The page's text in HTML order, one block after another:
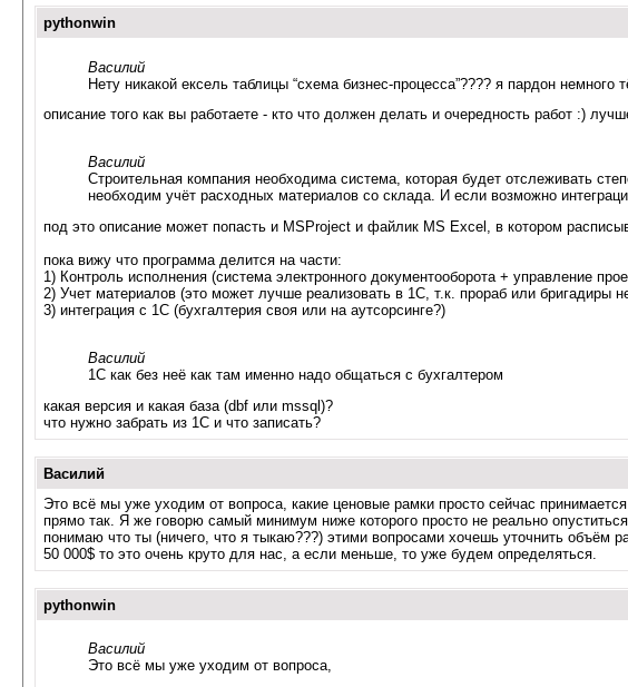
pythonwin
Василий
Нету никакой ексель таблицы “схема бизнес-процесса”???? я пардон немного
описание того как вы работаете - кто что должен делать и очередность работ :)
Василий
Строительная компания необходима система, которая будет отслеживать
необходим учёт расходных материалов со склада. И если возможно
под это описание может попасть и MSProject и файлик MS Excel, в котором
пока вижу что программа делится на части:
1) Контроль исполнения (система электронного документооборота + управление
2) Учет материалов (это может лучше реализовать в 1С, т.к. прораб или бригадиры
3) интеграция с 1С (бухгалтерия своя или на аутсорсинге?)
Василий
1С как без неё как там именно надо общаться с бухгалтером
какая версия и какая база (dbf или mssql)?
что нужно забрать из 1С и что записать?
Василий
Это всё мы уже уходим от вопроса, какие ценовые рамки просто сейчас
прямо так. Я же говорю самый минимум ниже которого просто не реально
понимаю что ты (ничего, что я тыкаю???) этими вопросами хочешь уточнить объём
50 000$ то это очень круто для нас, а если меньше, то уже будем определяться.
pythonwin
Василий
Это всё мы уже уходим от вопроса,